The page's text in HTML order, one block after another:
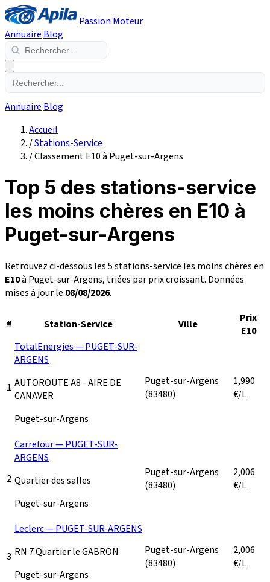
Passion Moteur
Annuaire Blog
Annuaire Blog
Accueil
/Stations-Service
/Classement E10 à Puget-sur-Argens
Top 5 des stations-service
les moins chères en E10 à
Puget-sur-Argens
Retrouvez ci-dessous les 5 stations-service les moins chères en
E10à Puget-sur-Argens, triées par prix croissant. Données
mises à jour le 08/08/2026.
# Station-Service Ville
Prix
E10
1
TotalEnergies — PUGET-SUR-
ARGENS
AUTOROUTE A8 - AIRE DE
CANAVER
Puget-sur-Argens
Puget-sur-Argens
(83480)
1,990
€/L
2
Carrefour — PUGET-SUR-
ARGENS
Quartier des salles
Puget-sur-Argens
Puget-sur-Argens
(83480)
2,006
€/L
3
Leclerc — PUGET-SUR-ARGENS
RN 7 Quartier le GABRON
Puget-sur-Argens
Puget-sur-Argens
(83480)
2,006
€/L